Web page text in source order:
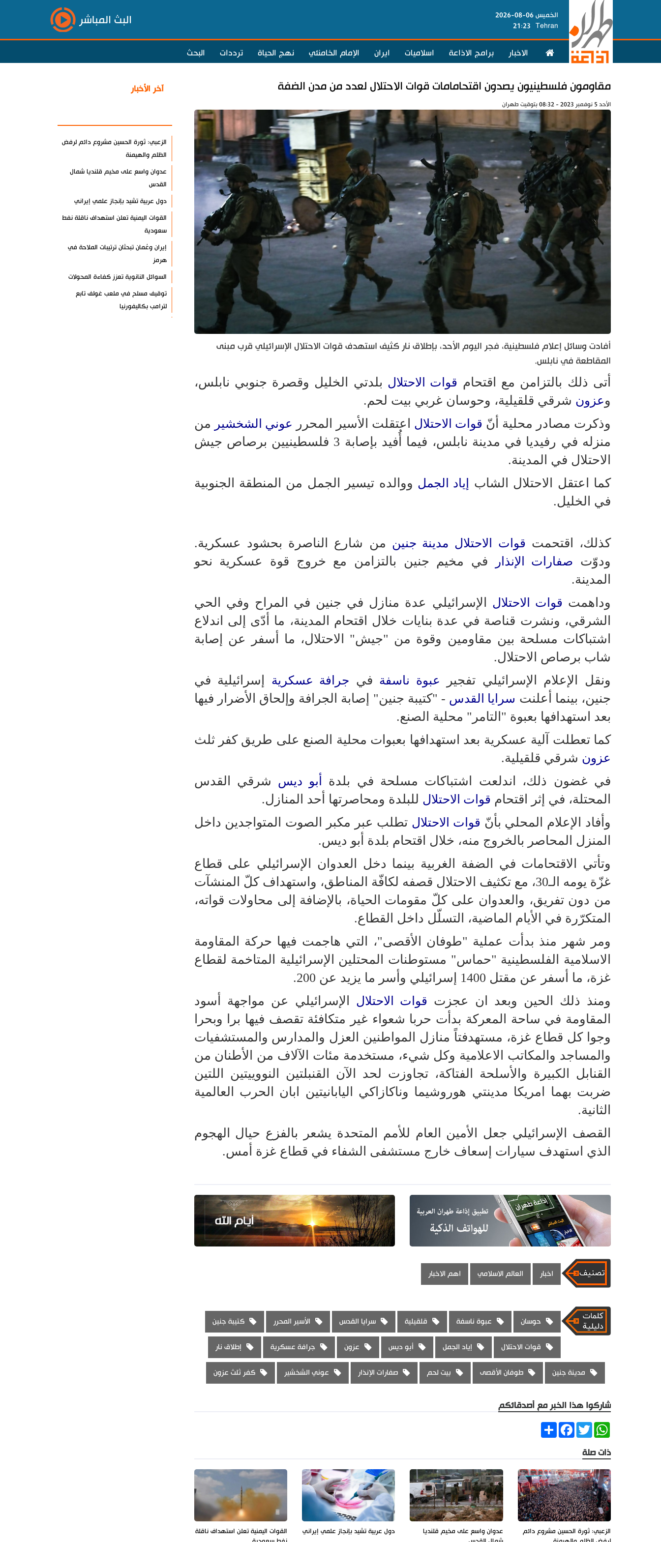
الخميس 06-08-2026
Tehran
21:23 البث المباشر
الاخبار برامج الاذاعة اسلاميات ايران الإمام الخامنئي نهج الحياة ترددات البحث
مقاومون فلسطينيون يصدون اقتحامامات قوات الاحتلال لعدد من مدن الضفة
الأحد 5 نوفمبر 2023 - 08:32 بتوقيت طهران
أفادت وسائل إعلام فلسطينية، فجر اليوم الأحد، بإطلاق نار كثيف استهدف قوات الاحتلال الإسرائيلي قرب مبنى
المقاطعة في نابلس.
أتى ذلك بالتزامن مع اقتحام قوات الاحتلال بلدتي الخليل وقصرة جنوبي نابلس،
وعزون شرقي قلقيلية، وحوسان غربي بيت لحم.
وذكرت مصادر محلية أنّ قوات الاحتلال اعتقلت الأسير المحرر عوني الشخشير من
منزله في رفيديا في مدينة نابلس، فيما أُفيد بإصابة 3 فلسطينيين برصاص جيش
الاحتلال في المدينة.
كما اعتقل الاحتلال الشاب
إياد الجمل ووالده تيسير الجمل من المنطقة الجنوبية
في الخليل.
كذلك، اقتحمت قوات الاحتلال مدينة جنين من شارع الناصرة بحشود عسكرية.
ودوّت صفارات الإنذار
في مخيم جنين بالتزامن مع خروج قوة عسكرية نحو
المدينة.
وداهمت قوات الاحتلال الإسرائيلي عدة منازل في جنين في المراح وفي الحي
الشرقي، ونشرت قناصة في عدة بنايات خلال اقتحام المدينة، ما أدّى إلى اندلاع
اشتباكات مسلحة بين مقاومين وقوة من "جيش" الاحتلال، ما أسفر عن إصابة
شاب برصاص الاحتلال.
ونقل الإعلام الإسرائيلي تفجير
عبوة ناسفة في جرافة عسكرية إسرائيلية في
جنين، بينما أعلنت سرايا القدس - "كتيبة جنين" إصابة الجرافة وإلحاق الأضرار فيها
بعد استهدافها بعبوة "التامر" محلية الصنع.
كما تعطلت آلية عسكرية بعد استهدافها بعبوات محلية الصنع على طريق كفر ثلث
عزون شرقي قلقيلية.
في غضون ذلك، اندلعت اشتباكات مسلحة في بلدة
أبو ديس شرقي القدس
المحتلة، في إثر اقتحام قوات الاحتلال للبلدة ومحاصرتها أحد المنازل.
وأفاد الإعلام المحلي بأنّ قوات الاحتلال تطلب عبر مكبر الصوت المتواجدين داخل
المنزل المحاصر بالخروج منه، خلال اقتحام بلدة أبو ديس.
وتأتي الاقتحامات في الضفة الغربية بينما دخل العدوان الإسرائيلي على قطاع
غزّة يومه الـ30، مع تكثيف الاحتلال قصفه لكافّة المناطق، واستهداف كلّ المنشآت
من دون تفريق، والعدوان على كلّ مقومات الحياة، بالإضافة إلى محاولات قواته،
المتكرّرة في الأيام الماضية، التسلّل داخل القطاع.
ومر شهر منذ بدأت عملية "طوفان الأقصى"، التي هاجمت فيها حركة المقاومة
الاسلامية الفلسطينية "حماس" مستوطنات المحتلين الإسرائيلية المتاخمة لقطاع
غزة، ما أسفر عن مقتل 1400 إسرائيلي وأسر ما يزيد عن 200
.
ومنذ ذلك الحين وبعد ان عجزت قوات الاحتلال الإسرائيلي عن مواجهة أسود
المقاومة في ساحة المعركة بدأت حربا شعواء غير متكافئة تقصف فيها برا وبحرا
وجوا كل قطاع غزة، مستهدفتاً منازل المواطنين العزل والمدارس والمستشفيات
والمساجد والمكاتب الاعلامية وكل شيء، مستخدمة مئات الآلاف من الأطنان من
القنابل الكبيرة والأسلحة الفتاكة، تجاوزت لحد الآن القنبلتين النووييتين اللتين
ضربت بهما امريكا مدينتي هوروشيما وناكازاكي اليابانيتين ابان الحرب العالمية
الثانية.
القصف الإسرائيلي جعل الأمين العام للأمم المتحدة يشعر بالفزع حيال الهجوم
الذي استهدف سيارات إسعاف خارج مستشفى الشفاء في قطاع غزة أمس.
اخبار العالم الاسلامي اهم الاخبار
حوسان عبوة ناسفة قلقيلية سرايا القدس الأسير المحرر كتيبة جنين
قوات الاحتلال إياد الجمل أبو ديس عزون جرافة عسكرية إطلاق نار
مدينة جنين طوفان الأقصى بيت لحم صفارات الإنذار عوني الشخشير كفر ثلث عزون
شاركوا هذا الخبر مع أصدقائكم
ShareFacebookTwitter
WhatsApp
ذات صلة
الزعبي: ثورة الحسين مشروع دائم
عدوان واسع على مخيم قلنديا
دول عربية تشيد بإنجاز علمي إيراني
القوات اليمنية تعلن استهداف ناقلة
آخر الأخبار
الزعبي: ثورة الحسين مشروع دائم لرفض
الظلم والهيمنة
عدوان واسع على مخيم قلنديا شمال
القدس
دول عربية تشيد بإنجاز علمي إيراني
القوات اليمنية تعلن استهداف ناقلة نفط
سعودية
إيران وعُمان تبحثان ترتيبات الملاحة في
هرمز
السوائل النانوية تعزز كفاءة المحولات
توقيف مسلح في ملعب غولف تابع
لترامب بكاليفورنيا